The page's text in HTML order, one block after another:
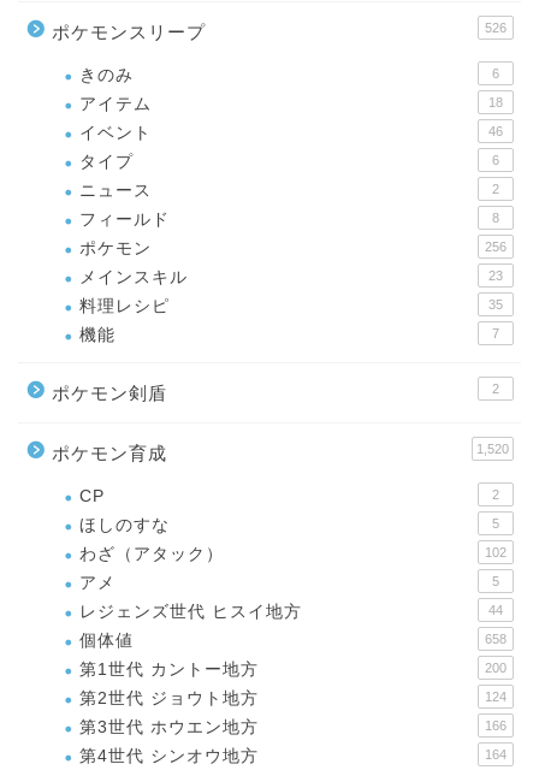
ポケモンスリープ 526
きのみ 6
アイテム 18
イベント 46
タイプ 6
ニュース 2
フィールド 8
ポケモン 256
メインスキル 23
料理レシピ 35
機能 7
ポケモン剣盾 2
ポケモン育成 1,520
CP 2
ほしのすな 5
わざ（アタック） 102
アメ 5
レジェンズ世代 ヒスイ地方 44
個体値 658
第1世代 カントー地方 200
第2世代 ジョウト地方 124
第3世代 ホウエン地方 166
第4世代 シンオウ地方 164